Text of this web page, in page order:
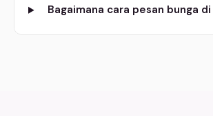
Bagaimana cara pesan bunga